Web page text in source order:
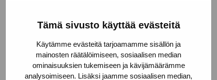
Tämä sivusto käyttää evästeitä
Käytämme evästeitä tarjoamamme sisällön ja
mainosten räätälöimiseen, sosiaalisen median
ominaisuuksien tukemiseen ja kävijämäärämme
analysoimiseen. Lisäksi jaamme sosiaalisen median,
Svenska handelshögskolan, Vasa
© Kuvasto 2026